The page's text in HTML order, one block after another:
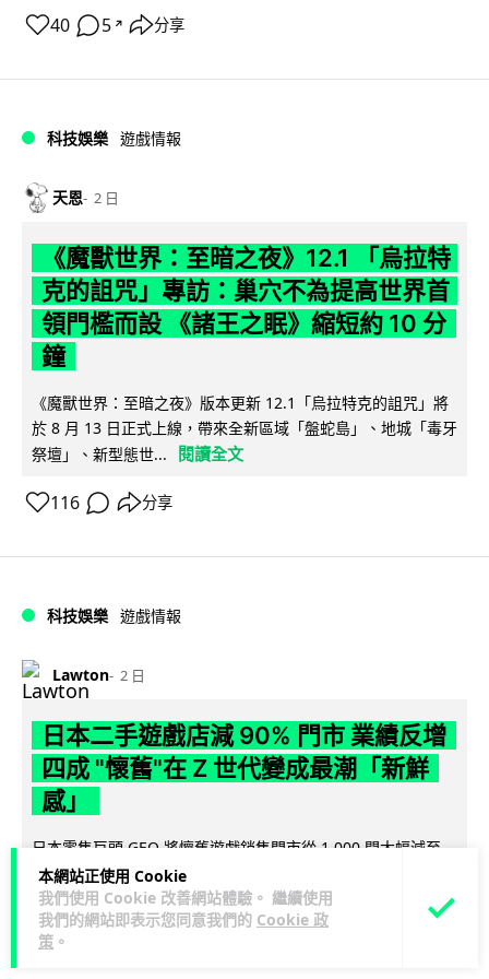
本網站正使用 Cookie
我們使用 Cookie 改善網站體驗。 繼續使用
我們的網站即表示您同意我們的 Cookie 政
策 。
40 5 ↗ 分享
科技娛樂 遊戲情報
天恩 2 日
《魔獸世界：至暗之夜》12.1 「烏拉特
克的詛咒」專訪：巢穴不為提高世界首
領門檻而設 《諸王之眠》縮短約 10 分
鐘
《魔獸世界：至暗之夜》版本更新 12.1「烏拉特克的詛咒」將
於 8 月 13 日正式上線，帶來全新區域「盤蛇島」、地城「毒牙
祭壇」、新型態世...
閱讀全文
116 分享
科技娛樂 遊戲情報
Lawton 2 日
日本二手遊戲店減 90% 門市 業績反增
四成 "懷舊"在 Z 世代變成最潮「新鮮
感」
日本零售巨頭 GEO 將懷舊遊戲銷售門市從 1,000 間大幅減至
99 間，但銷售額卻不降反升至過往的 1.4 倍。做到「減店增
收」奇蹟，... 閱讀全文
268